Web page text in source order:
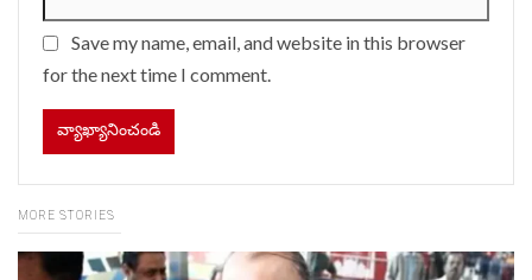
Save my name, email, and website in this browser
for the next time I comment.
MORE STORIES